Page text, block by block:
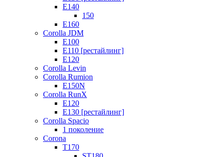
E140
150
E160
Corolla JDM
E100
E110 [рестайлинг]
E120
Corolla Levin
Corolla Rumion
E150N
Corolla RunX
E120
E130 [рестайлинг]
Corolla Spacio
1 поколение
Corona
T170